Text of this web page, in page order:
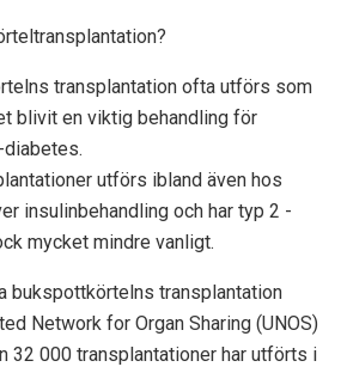
transplantation ofta utförs som
blivit en viktig behandling för
utförs ibland även hos
insulinbehandling och har typ 2 -
mycket mindre vanligt.
bukspottkörtelns transplantation
Network for Organ Sharing (UNOS)
32 000 transplantationer har utförts i